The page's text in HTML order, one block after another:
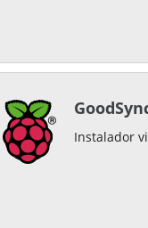
Instalador